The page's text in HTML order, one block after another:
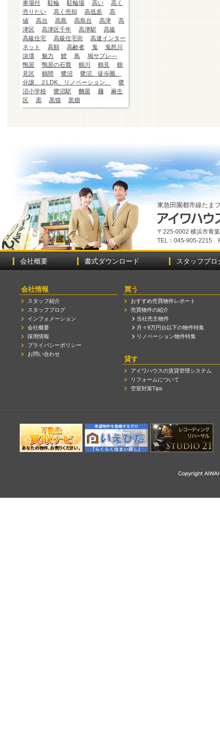
車場付
駐輪 駐輪場 高い
高く
売りたい
高く売却 高低差
高
値
高台 高島 高島台 高津
高
津区
高津区千年 高津駅
高級
高級住宅
高級住宅街
高速インター
ネット
高額 高齢者 鬼
鬼怒川
決壊
魅力 鯉 鳥
鳩サブレ―
鴨居
鴨居の石畳 鶴川 鶴見
鶴
見区
鶴間 鷺沼
鷺沼、徒歩圏、
分譲、２LDK、リノベーション、
鷺
沼小学校
鷺沼駅 麵屋 麺
麻生
区
黒 黒猫 黒畑
東急田園都市線たま
〒225-0002 横浜市青
TEL：045-905-2215
会社概要 書式ダウンロード スタッフブロ
会社情報
スタッフ紹介
スタッフブログ
インフォメーション
会社概要
採用情報
プライバシーポリシー
お問い合わせ
買う
おすすめ売買物件レポート
売買物件の紹介
当社売主物件
月々9万円台以下の物件特集
リノベーション物件特集
貸す
アイワハウスの賃貸管理システム
リフォームについて
空室対策Tips